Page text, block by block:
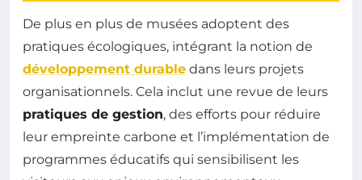
De plus en plus de musées adoptent des
pratiques écologiques, intégrant la notion de
développement durable dans leurs projets
organisationnels. Cela inclut une revue de leurs
pratiques de gestion, des efforts pour réduire
leur empreinte carbone et l’implémentation de
programmes éducatifs qui sensibilisent les